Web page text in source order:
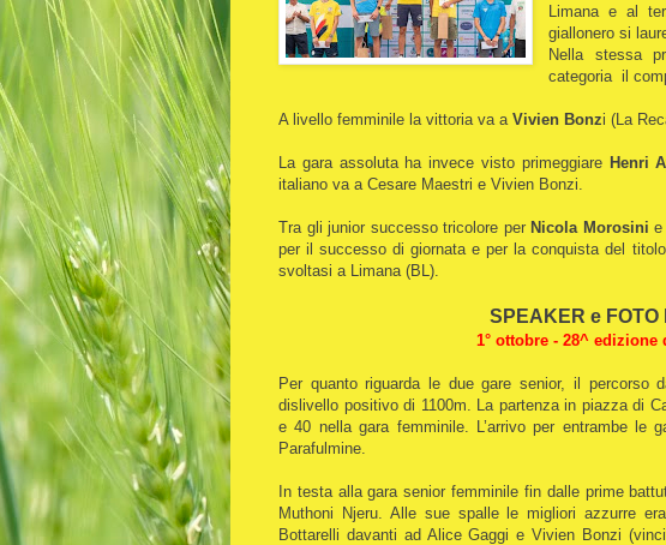
Limana e al
giallonero si
Nella stessa
categoria il
A livello femminile la vittoria va a Vivien Bonzi (La
La gara assoluta ha invece visto primeggiare Henri
italiano va a Cesare Maestri e Vivien Bonzi.
Tra gli junior successo tricolore per Nicola Morosini e
per il successo di giornata e per la conquista del
svoltasi a Limana (BL).
SPEAKER e
1° ottobre - 28^ edizione
Per quanto riguarda le due gare senior, il percorso
dislivello positivo di 1100m. La partenza in piazza di
e 40 nella gara femminile. L’arrivo per entrambe
Parafulmine.
In testa alla gara senior femminile fin dalle prime
Muthoni Njeru. Alle sue spalle le migliori azzurre
Bottarelli davanti ad Alice Gaggi e Vivien Bonzi